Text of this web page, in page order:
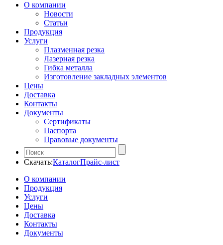
О компании
Новости
Статьи
Продукция
Услуги
Плазменная резка
Лазерная резка
Гибка металла
Изготовление закладных элементов
Цены
Доставка
Контакты
Документы
Сертификаты
Паспорта
Правовые документы
Скачать:КаталогПрайс-лист
О компании
Продукция
Услуги
Цены
Доставка
Контакты
Документы